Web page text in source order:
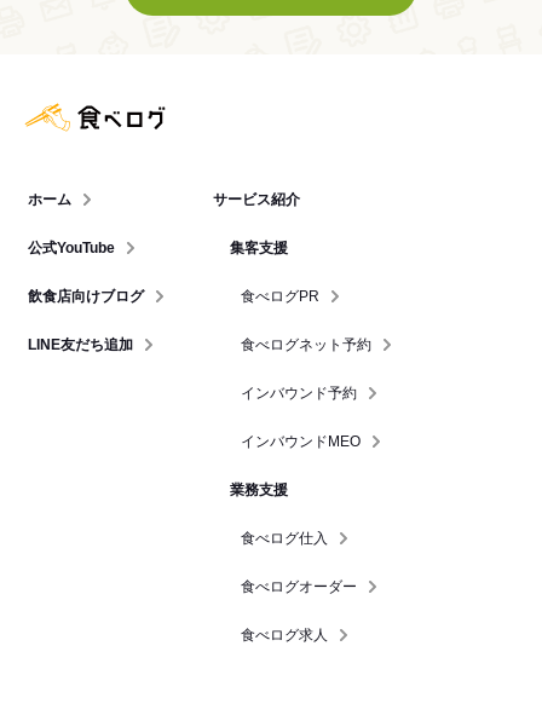
ホーム
公式YouTube
飲食店向けブログ
LINE友だち追加
サービス紹介
集客支援
食べログPR
食べログネット予約
インバウンド予約
インバウンドMEO
業務支援
食べログ仕入
食べログオーダー
食べログ求人